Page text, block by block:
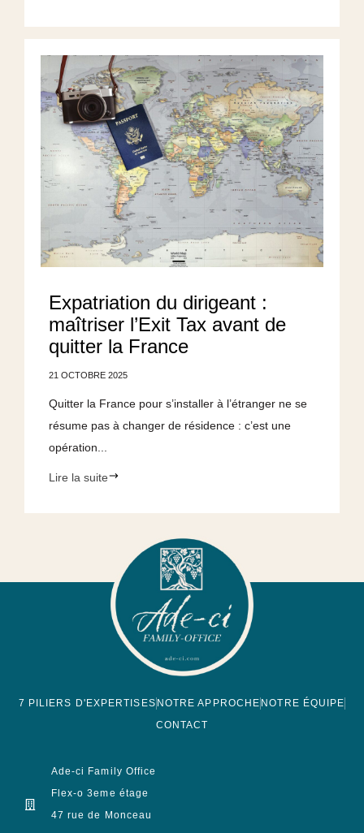
Expatriation du dirigeant :
maîtriser l’Exit Tax avant de
quitter la France
21 OCTOBRE 2025
Quitter la France pour s’installer à l’étranger ne se
résume pas à changer de résidence : c’est une
opération...
Lire la suite
7 PILIERS D'EXPERTISES NOTRE APPROCHE NOTRE ÉQUIPE
CONTACT
Ade-ci Family Office
Flex-o 3eme étage
47 rue de Monceau